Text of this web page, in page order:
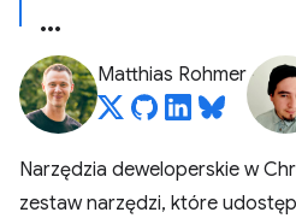
Matthias Rohmer
Narzędzia deweloperskie w
zestaw narzędzi, które